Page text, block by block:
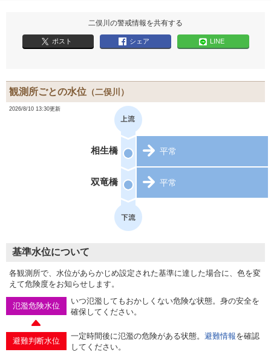
二俣川の警戒情報を共有する
ポスト シェア LINE
観測所ごとの水位 （二俣川）
2026/8/10 13:30更新
相生橋 平常
双竜橋 平常
基準水位について
各観測所で、水位があらかじめ設定された基準に達した場合に、色を変
えて危険度をお知らせします。
氾濫危険水位
いつ氾濫してもおかしくない危険な状態。身の安全を
確保してください。
避難判断水位
一定時間後に氾濫の危険がある状態。 避難情報を確認
してください。